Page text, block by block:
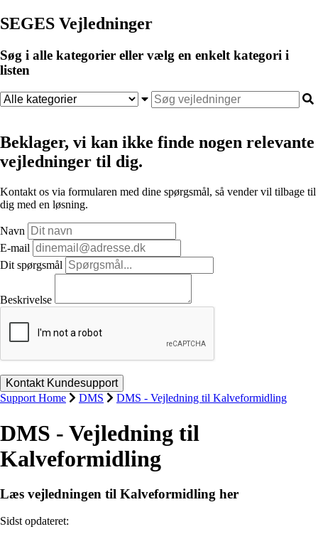
SEGES Vejledninger
Søg i alle kategorier eller vælg en enkelt kategori i
listen
Beklager, vi kan ikke finde nogen relevante
vejledninger til dig.
Kontakt os via formularen med dine spørgsmål, så vender vil tilbage til
dig med en løsning.
Navn
E-mail
Dit spørgsmål
Beskrivelse
Support Home DMS DMS - Vejledning til Kalveformidling
DMS - Vejledning til
Kalveformidling
Læs vejledningen til Kalveformidling her
Sidst opdateret: